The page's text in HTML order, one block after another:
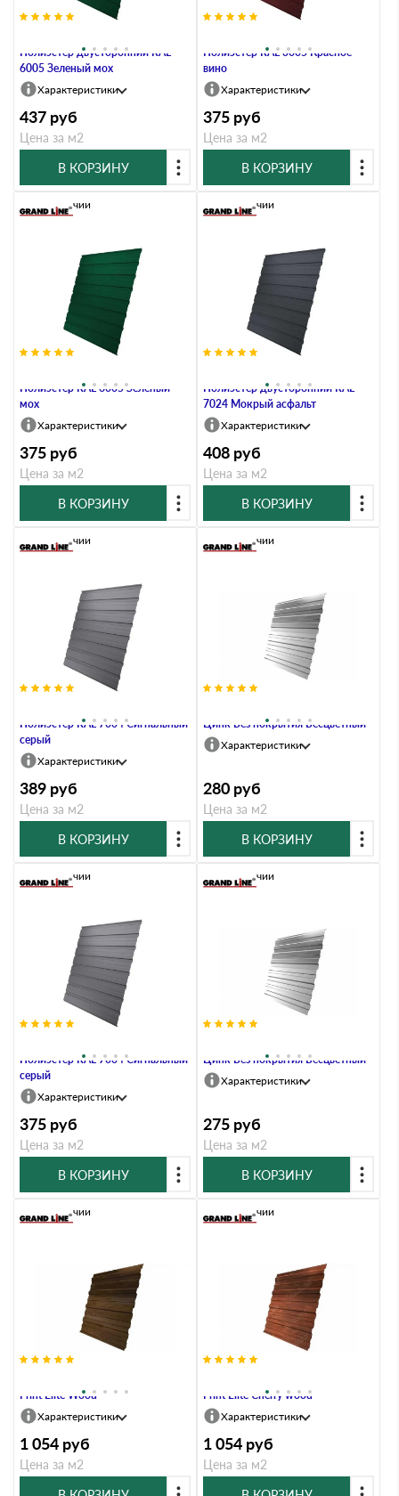
Полиэстер двусторонний RAL
6005 Зеленый мох
Характеристики
437 руб
Цена за м2
В КОРЗИНУ
Полиэстер RAL 3005 Красное
вино
Характеристики
375 руб
Цена за м2
В КОРЗИНУ
Полиэстер RAL 6005 Зеленый
мох
В наличии
Характеристики
375 руб
Цена за м2
В КОРЗИНУ
Полиэстер двусторонний RAL
7024 Мокрый асфальт
В наличии
Характеристики
408 руб
Цена за м2
В КОРЗИНУ
Полиэстер RAL 7004 Сигнальный
серый
В наличии
Характеристики
389 руб
Цена за м2
В КОРЗИНУ
Цинк Без покрытия Бесцветный
В наличии
Характеристики
280 руб
Цена за м2
В КОРЗИНУ
Полиэстер RAL 7004 Сигнальный
серый
В наличии
Характеристики
375 руб
Цена за м2
В КОРЗИНУ
Цинк Без покрытия Бесцветный
В наличии
Характеристики
275 руб
Цена за м2
В КОРЗИНУ
Print Elite Wood
В наличии
Характеристики
1 054 руб
Цена за м2
Print Elite Cherry wood
В наличии
Характеристики
1 054 руб
Цена за м2